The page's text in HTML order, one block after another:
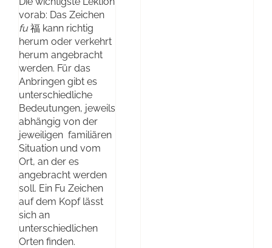
vorab: Das Zeichen
fu福 kann richtig
herum oder verkehrt
herum angebracht
werden. Für das
Anbringen gibt es
unterschiedliche
Bedeutungen, jeweils
abhängig von der
jeweiligen familiären
Situation und vom
Ort, an der es
angebracht werden
soll. Ein Fu Zeichen
auf dem Kopf lässt
sich an
unterschiedlichen
Orten finden.